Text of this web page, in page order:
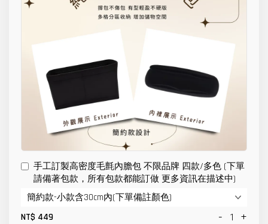
手工訂製高密度毛氈內膽包 不限品牌 四款/多色 (下單
請備著包款，所有包款都能訂做 更多資訊在描述中)
NT$ 449
- +